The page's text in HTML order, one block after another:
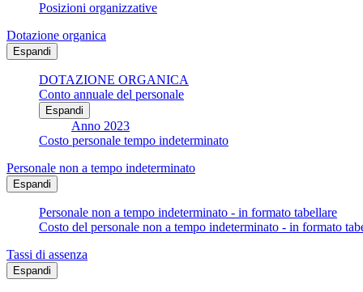
Posizioni organizzative
Dotazione organica
Espandi
DOTAZIONE ORGANICA
Conto annuale del personale
Espandi
Anno 2023
Costo personale tempo indeterminato
Personale non a tempo indeterminato
Espandi
Personale non a tempo indeterminato - in formato tabellare
Costo del personale non a tempo indeterminato - in formato
Tassi di assenza
Espandi